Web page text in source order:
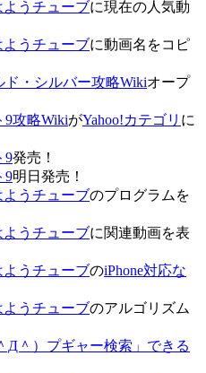
ようチューブに現在の人気動
ようチューブに動画名をコピ
・シルバー攻略Wikiオープ
9攻略WikiがYahoo!カテゴリ に
9発売！
9明日発売！
ようチューブのプログラムを
ようチューブに関連動画を表
ようチューブのiPhone対応な
ようチューブのアルゴリズム
Д＾）プギャー検索」できる